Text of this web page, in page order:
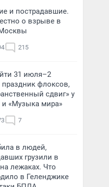
и пострадавшие.
о взрыве в
215
31 июля–2
праздник флоксов,
сдвиг» у
«Музыка мира»
7
в людей,
грузили в
лежаках. Что
в Геленджике